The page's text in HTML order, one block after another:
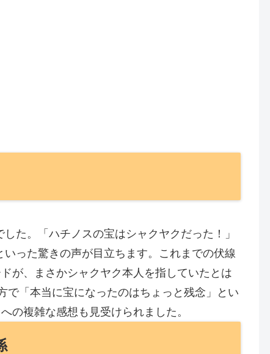
した。「ハチノスの宝はシャクヤクだった！」
った驚きの声が目立ちます。これまでの伏線
が、まさかシャクヤク本人を指していたとは
で「本当に宝になったのはちょっと残念」とい
の複雑な感想も見受けられました。